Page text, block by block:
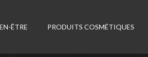
PRODUITS COSMÉTIQUES
ÊTRE